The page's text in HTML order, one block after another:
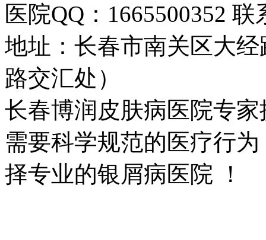
医院QQ：1665500352
地址：长春市南关区大
路交汇处）
长春博润皮肤病医院专
需要科学规范的医疗行
择专业的银屑病医院 ！